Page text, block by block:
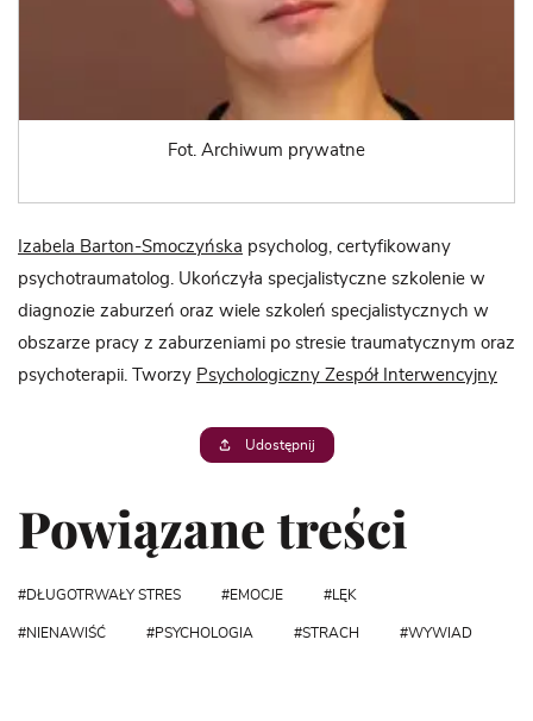
Fot. Archiwum prywatne
Izabela Barton-Smoczyńska psycholog, certyfikowany
psychotraumatolog. Ukończyła specjalistyczne szkolenie w
diagnozie zaburzeń oraz wiele szkoleń specjalistycznych w
obszarze pracy z zaburzeniami po stresie traumatycznym oraz
psychoterapii. Tworzy Psychologiczny Zespół Interwencyjny
Udostępnij
Powiązane treści
DŁUGOTRWAŁY STRES EMOCJE LĘK
NIENAWIŚĆ PSYCHOLOGIA STRACH WYWIAD